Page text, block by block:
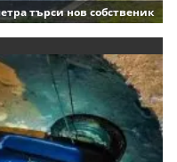
търси нов собственик